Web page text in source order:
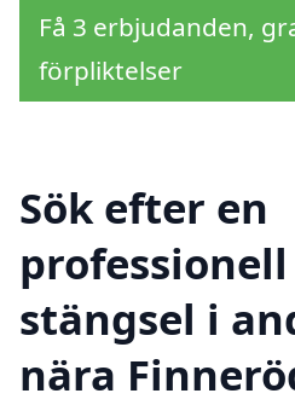
Få 3 erbjudanden,
förpliktelser
Sök efter en
stängsel i
nära